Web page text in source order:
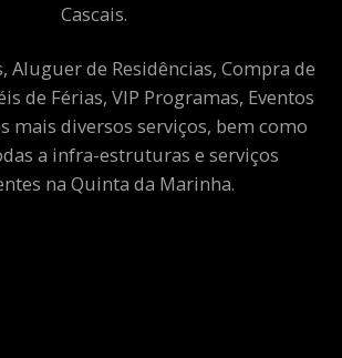
Cascais.
Aluguer de Residências, Compra de
de Férias, VIP Programas, Eventos
mais diversos serviços, bem como
a infra-estruturas e serviços
na Quinta da Marinha.